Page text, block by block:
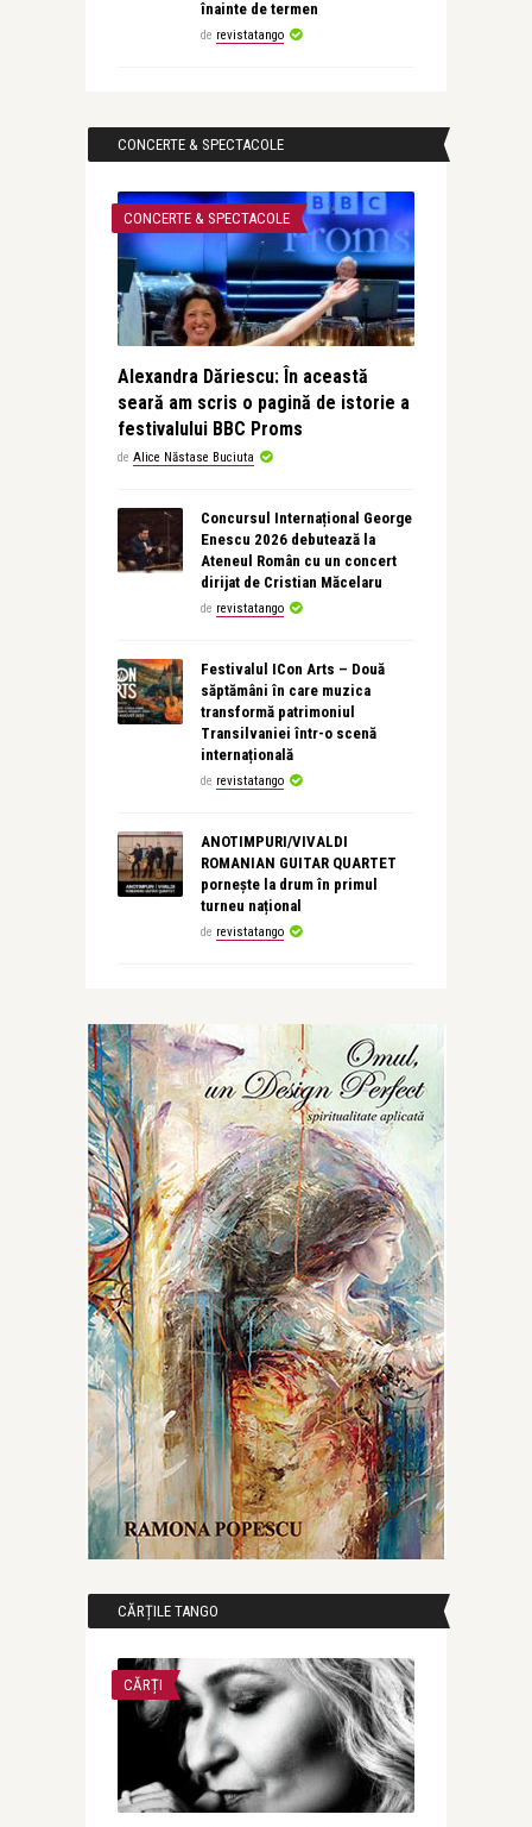
înainte de termen
de revistatango
CONCERTE & SPECTACOLE
CONCERTE & SPECTACOLE
Alexandra Dăriescu: În această
seară am scris o pagină de istorie a
festivalului BBC Proms
de Alice Năstase Buciuta
Concursul Internațional George
Enescu 2026 debutează la
Ateneul Român cu un concert
dirijat de Cristian Măcelaru
de revistatango
Festivalul ICon Arts – Două
săptămâni în care muzica
transformă patrimoniul
Transilvaniei într-o scenă
internațională
de revistatango
ANOTIMPURI/VIVALDI
ROMANIAN GUITAR QUARTET
pornește la drum în primul
turneu național
de revistatango
CĂRȚILE TANGO
CĂRȚI